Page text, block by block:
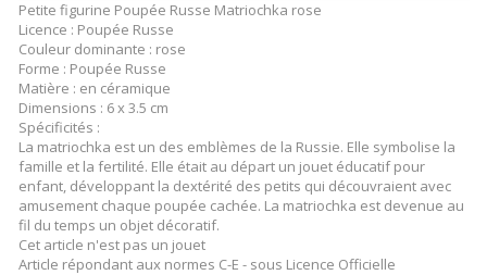
Petite figurine Poupée Russe Matriochka rose
Licence : Poupée Russe
Couleur dominante : rose
Forme : Poupée Russe
Matière : en céramique
Dimensions : 6 x 3.5 cm
Spécificités :
La matriochka est un des emblèmes de la Russie. Elle symbolise la
famille et la fertilité. Elle était au départ un jouet éducatif pour
enfant, développant la dextérité des petits qui découvraient avec
amusement chaque poupée cachée. La matriochka est devenue au
fil du temps un objet décoratif.
Cet article n'est pas un jouet
Article répondant aux normes C-E - sous Licence Officielle